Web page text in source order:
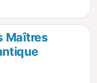
La Châtre et
du Cher et de
Maîtres